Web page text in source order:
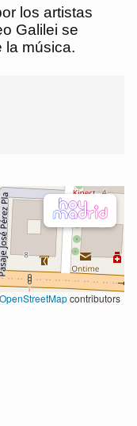
los artistas
Galilei se
la música.